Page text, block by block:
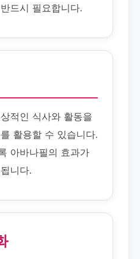
드시 필요합니다.
적인 식사와 활동을
활용할 수 있습니다.
아바나필의 효과가
니다.